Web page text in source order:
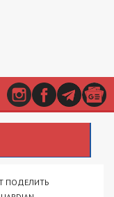
ПОДЕЛИТЬ